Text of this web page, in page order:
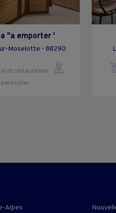
"a emporter '
Moselotte - 88290
et restauration
particulier
Alpes